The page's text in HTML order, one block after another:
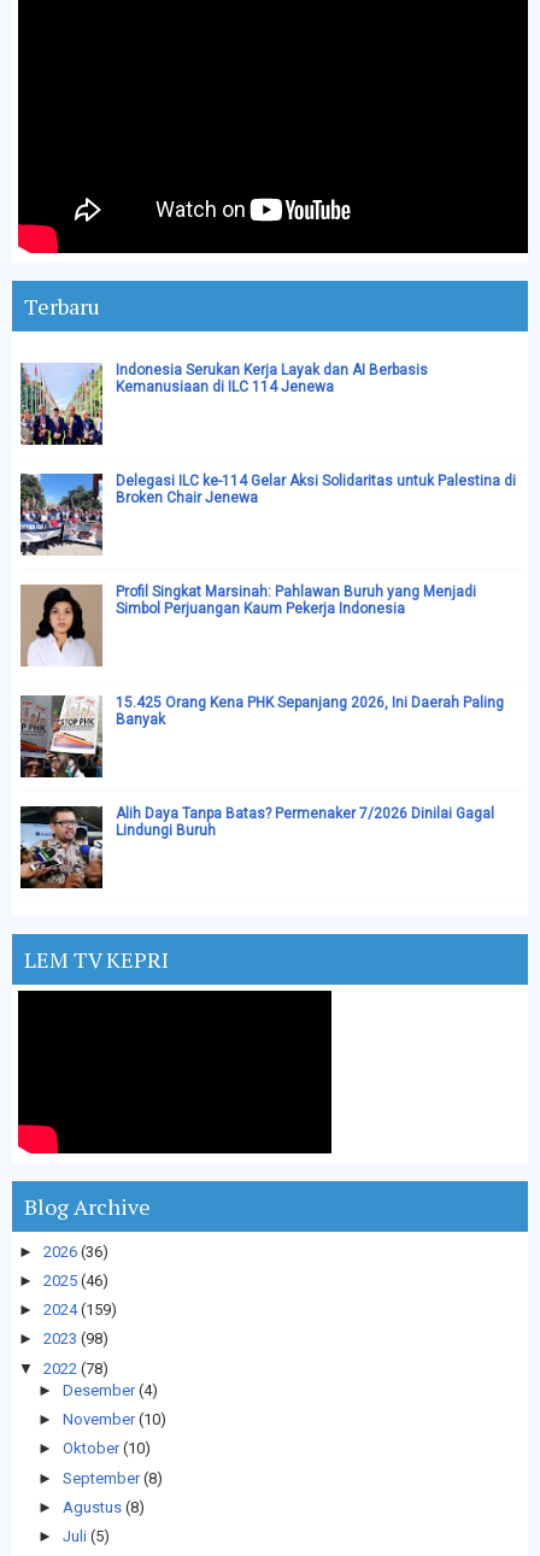
Terbaru
Indonesia Serukan Kerja Layak dan AI Berbasis
Kemanusiaan di ILC 114 Jenewa
Delegasi ILC ke-114 Gelar Aksi Solidaritas untuk Palestina di
Broken Chair Jenewa
Profil Singkat Marsinah: Pahlawan Buruh yang Menjadi
Simbol Perjuangan Kaum Pekerja Indonesia
15.425 Orang Kena PHK Sepanjang 2026, Ini Daerah Paling
Banyak
Alih Daya Tanpa Batas? Permenaker 7/2026 Dinilai Gagal
Lindungi Buruh
LEM TV KEPRI
Blog Archive
► 2026 (36)
► 2025 (46)
► 2024 (159)
► 2023 (98)
▼
2022 (78)
► Desember (4)
► November (10)
► Oktober (10)
► September (8)
► Agustus (8)
► Juli (5)